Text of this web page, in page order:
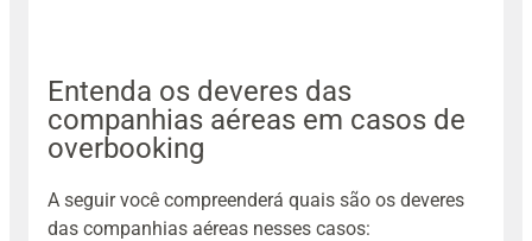
Entenda os deveres das
companhias aéreas em casos de
overbooking
A seguir você compreenderá quais são os deveres
das companhias aéreas nesses casos: